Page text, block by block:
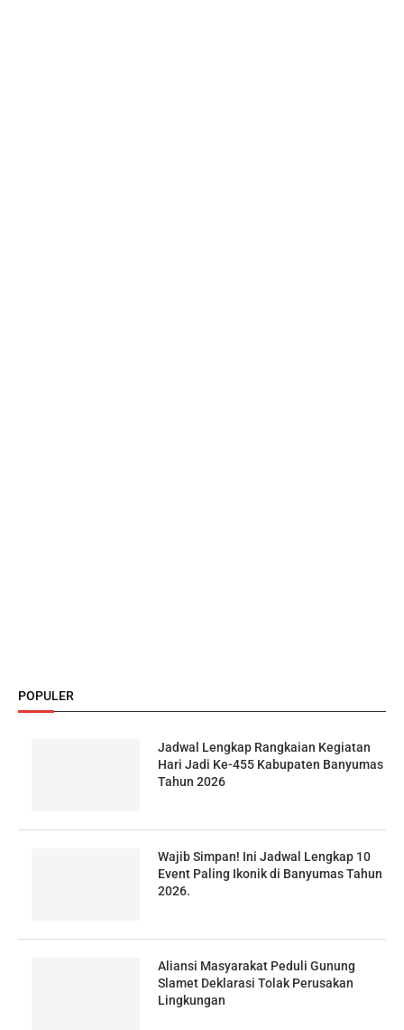
POPULER
Jadwal Lengkap Rangkaian Kegiatan
Hari Jadi Ke-455 Kabupaten Banyumas
Tahun 2026
Wajib Simpan! Ini Jadwal Lengkap 10
Event Paling Ikonik di Banyumas Tahun
2026.
Aliansi Masyarakat Peduli Gunung
Slamet Deklarasi Tolak Perusakan
Lingkungan